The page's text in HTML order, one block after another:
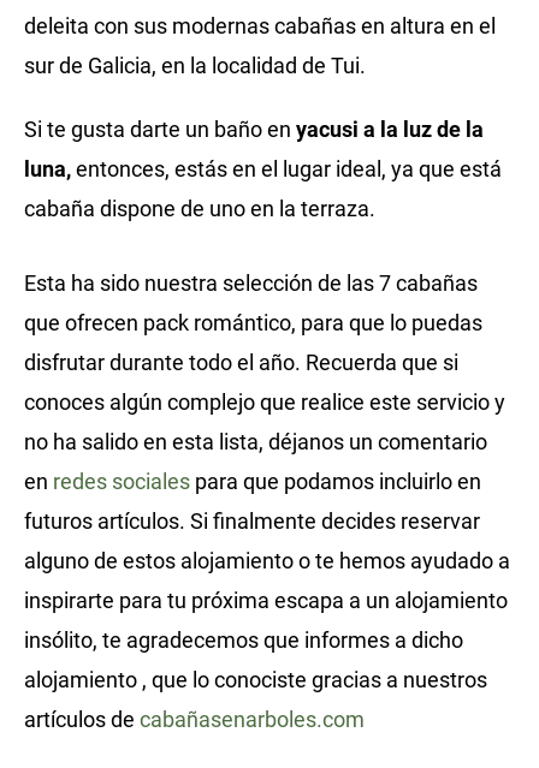
deleita con sus modernas cabañas en altura en el
sur de Galicia, en la localidad de Tui.
Si te gusta darte un baño en yacusi a la luz de la
luna,entonces, estás en el lugar ideal, ya que está
cabaña dispone de uno en la terraza.
Esta ha sido nuestra selección de las 7 cabañas
que ofrecen pack romántico, para que lo puedas
disfrutar durante todo el año. Recuerda que si
conoces algún complejo que realice este servicio y
no ha salido en esta lista, déjanos un comentario
en redes sociales para que podamos incluirlo en
futuros artículos. Si finalmente decides reservar
alguno de estos alojamiento o te hemos ayudado a
inspirarte para tu próxima escapa a un alojamiento
insólito, te agradecemos que informes a dicho
alojamiento , que lo conociste gracias a nuestros
artículos de cabañasenarboles.com